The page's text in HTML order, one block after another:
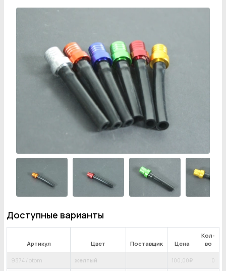
Доступные варианты
Артикул Цвет Поставщик Цена
Кол-
во
9374 / otom желтый 100 ,00₽ 0